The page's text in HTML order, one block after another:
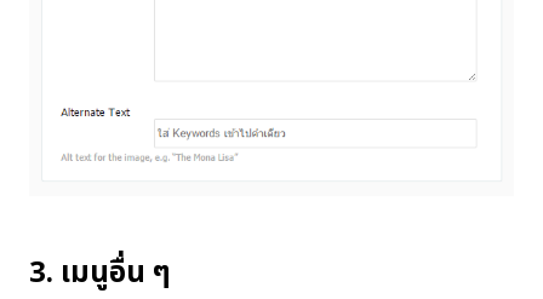
3. เมนูอื่น ๆ